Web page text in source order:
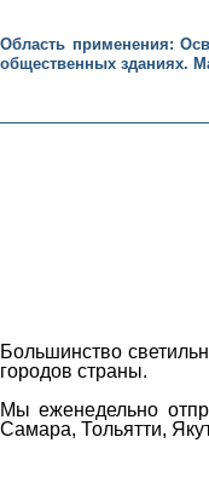
Область применения:
общественных зданиях.
Большинство
городов страны.
Мы еженедельно
Самара, Тольятти,